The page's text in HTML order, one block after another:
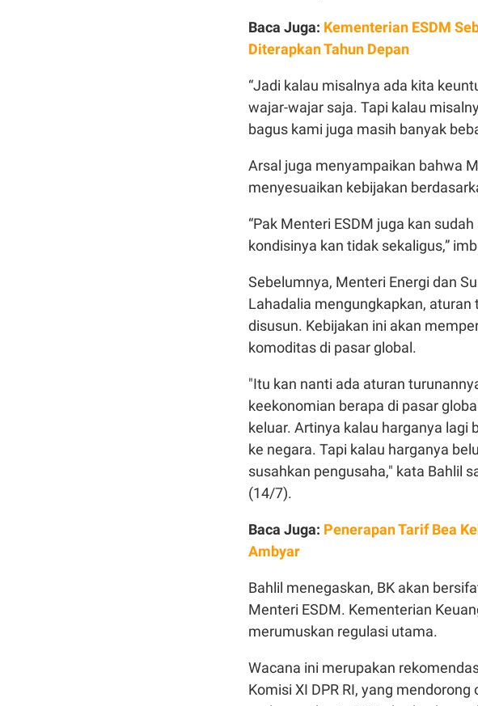
Baca Juga: Kementerian ESDM
Diterapkan Tahun Depan
“Jadi kalau misalnya ada kita
wajar-wajar saja. Tapi kalau
bagus kami juga masih banyak
Arsal juga menyampaikan bahwa
menyesuaikan kebijakan
“Pak Menteri ESDM juga kan
kondisinya kan tidak sekaligus,”
Sebelumnya, Menteri Energi dan
Lahadalia mengungkapkan,
disusun. Kebijakan ini akan
komoditas di pasar global.
"Itu kan nanti ada aturan
keekonomian berapa di pasar
keluar. Artinya kalau harganya lagi
ke negara. Tapi kalau harganya
susahkan pengusaha," kata Bahlil
(14/7).
Baca Juga: Penerapan Tarif Bea
Ambyar
Bahlil menegaskan, BK akan
Menteri ESDM. Kementerian
merumuskan regulasi utama.
Wacana ini merupakan
Komisi XI DPR RI, yang